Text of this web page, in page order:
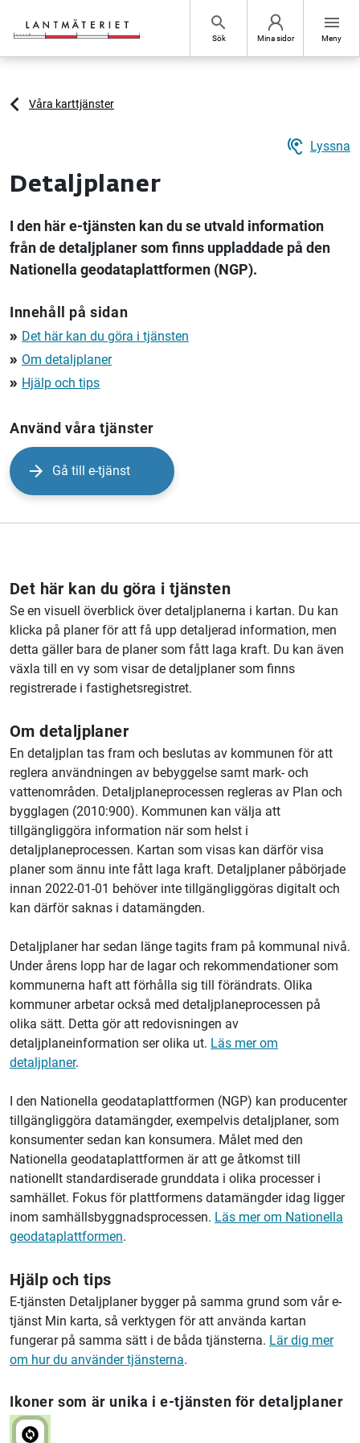
search
Sök Mina sidor
menu
Meny
Våra karttjänster
hearing Lyssna
Detaljplaner
I den här e-tjänsten kan du se utvald information
från de detaljplaner som finns uppladdade på den
Nationella geodataplattformen (NGP).
Innehåll på sidan
double_arrow Det här kan du göra i tjänsten
double_arrow Om detaljplaner
double_arrow Hjälp och tips
Använd våra tjänster
Gå till e-tjänst
Det här kan du göra i tjänsten
Se en visuell överblick över detaljplanerna i kartan. Du kan
klicka på planer för att få upp detaljerad information, men
detta gäller bara de planer som fått laga kraft. Du kan även
växla till en vy som visar de detaljplaner som finns
registrerade i fastighetsregistret.
Om detaljplaner
En detaljplan tas fram och beslutas av kommunen för att
reglera användningen av bebyggelse samt mark- och
vattenområden. Detaljplaneprocessen regleras av Plan och
bygglagen (2010:900). Kommunen kan välja att
tillgängliggöra information när som helst i
detaljplaneprocessen. Kartan som visas kan därför visa
planer som ännu inte fått laga kraft. Detaljplaner påbörjade
innan 2022-01-01 behöver inte tillgängliggöras digitalt och
kan därför saknas i datamängden.
Detaljplaner har sedan länge tagits fram på kommunal nivå.
Under årens lopp har de lagar och rekommendationer som
kommunerna haft att förhålla sig till förändrats. Olika
kommuner arbetar också med detaljplaneprocessen på
olika sätt. Detta gör att redovisningen av
detaljplaneinformation ser olika ut. Läs mer om
detaljplaner.
I den Nationella geodataplattformen (NGP) kan producenter
tillgängliggöra datamängder, exempelvis detaljplaner, som
konsumenter sedan kan konsumera. Målet med den
Nationella geodataplattformen är att ge åtkomst till
nationellt standardiserade grunddata i olika processer i
samhället. Fokus för plattformens datamängder idag ligger
inom samhällsbyggnadsprocessen. Läs mer om Nationella
geodataplattformen.
Hjälp och tips
E-tjänsten Detaljplaner bygger på samma grund som vår e-
tjänst Min karta, så verktygen för att använda kartan
fungerar på samma sätt i de båda tjänsterna. Lär dig mer
om hur du använder tjänsterna.
Ikoner som är unika i e-tjänsten för detaljplaner